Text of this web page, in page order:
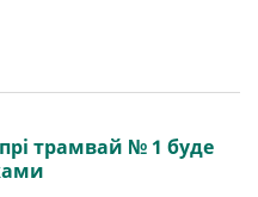
трамвай № 1 буде